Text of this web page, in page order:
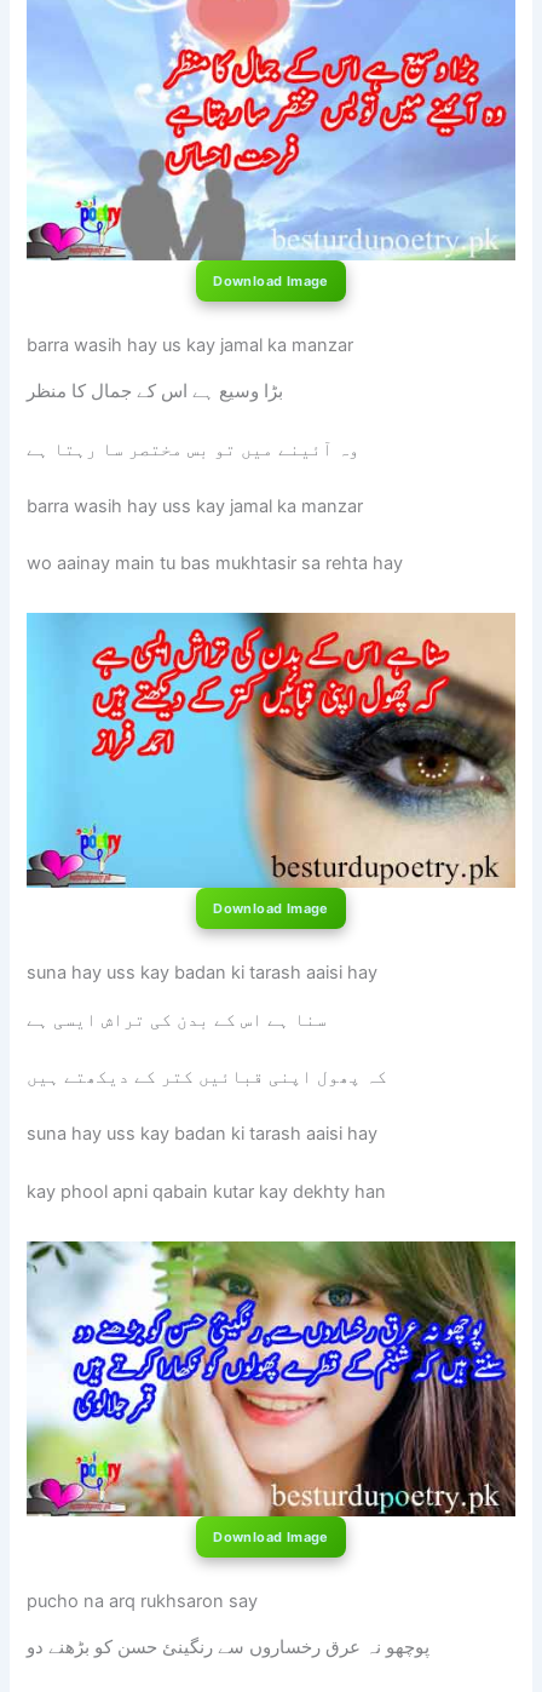
Download Image
barra wasih hay us kay jamal ka manzar
بڑا وسیع ہے اس کے جمال کا منظر
وہ آئینے میں تو بس مختصر سا رہتا ہے
barra wasih hay uss kay jamal ka manzar
wo aainay main tu bas mukhtasir sa rehta hay
Download Image
suna hay uss kay badan ki tarash aaisi hay
سنا ہے اس کے بدن کی تراش ایسی ہے
کہ پھول اپنی قبائیں کتر کے دیکھتے ہیں
suna hay uss kay badan ki tarash aaisi hay
kay phool apni qabain kutar kay dekhty han
Download Image
pucho na arq rukhsaron say
پوچھو نہ عرق رخساروں سے رنگینئ حسن کو بڑھنے دو